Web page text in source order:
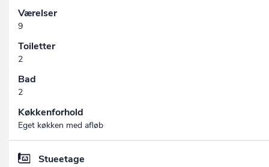
Værelser
9
Toiletter
2
Bad
2
Køkkenforhold
Eget køkken med afløb
Stueetage